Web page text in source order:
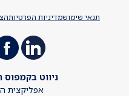
תנאי שימושמדיניות הפרטיות
ניווט
אפליקצית